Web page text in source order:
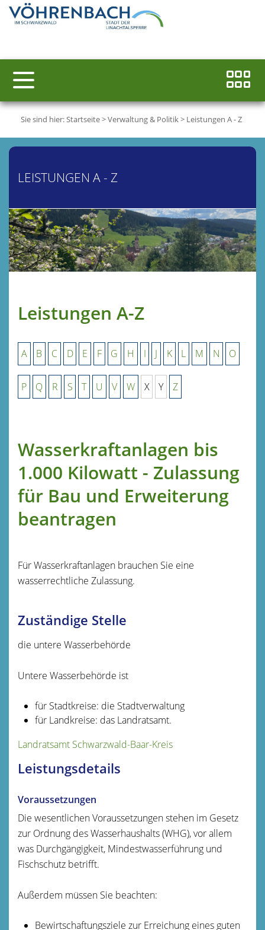
Sie sind hier:Startseite>Verwaltung & Politik> Leistungen A - Z
LEISTUNGEN A - Z
Leistungen A-Z
A B C D E F G H I J K L M N O
P Q R S T U V W X Y Z
Wasserkraftanlagen bis
1.000 Kilowatt - Zulassung
für Bau und Erweiterung
beantragen
Für Wasserkraftanlagen brauchen Sie eine
wasserrechtliche Zulassung.
Zuständige Stelle
die untere Wasserbehörde
Untere Wasserbehörde ist
für Stadtkreise: die Stadtverwaltung
für Landkreise: das Landratsamt.
Landratsamt Schwarzwald-Baar-Kreis
Leistungsdetails
Voraussetzungen
Die wesentlichen Voraussetzungen stehen im Gesetz
zur Ordnung des Wasserhaushalts (WHG), vor allem
was Durchgängigkeit, Mindestwasserführung und
Fischschutz betrifft.
Außerdem müssen Sie beachten:
Bewirtschaftungsziele zur Erreichung eines guten